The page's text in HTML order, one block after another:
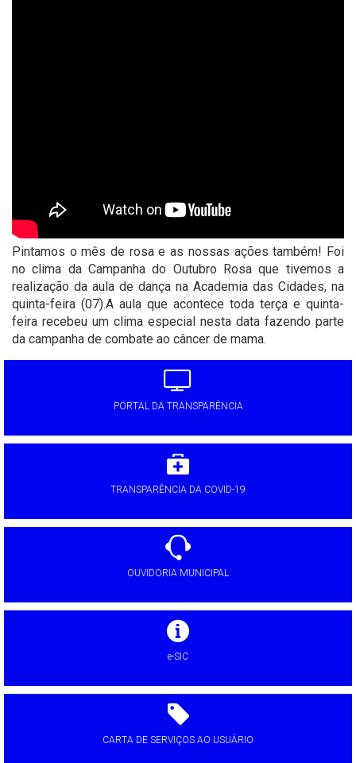
Pintamos o mês de rosa e as nossas ações também! Foi
no clima da Campanha do Outubro Rosa que tivemos a
realização da aula de dança na Academia das Cidades, na
quinta-feira (07).A aula que acontece toda terça e quinta-
feira recebeu um clima especial nesta data fazendo parte
da campanha de combate ao câncer de mama.
PORTAL DA TRANSPARÊNCIA
TRANSPARÊNCIA DA COVID-19
OUVIDORIA MUNICIPAL
e-SIC
CARTA DE SERVIÇOS AO USUÁRIO